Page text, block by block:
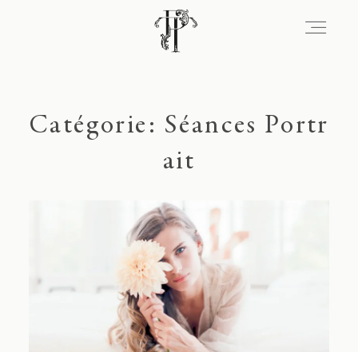
Catégorie: Séances Portr
ait
Portfolio
Lieux
Expérience